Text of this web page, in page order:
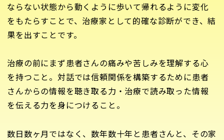
ならない状態から動くように歩いて帰れるように変化
をもたらすことで、治療家として的確な診断ができ、結
果を出すことです。
治療の前にまず患者さんの痛みや苦しみを理解する心
を持つこと。対話では信頼関係を構築するために患者
さんからの情報を聴き取る力・治療で読み取った情報
を伝える力を身につけること。
数日数ヶ月ではなく、数年数十年と患者さんと、その家